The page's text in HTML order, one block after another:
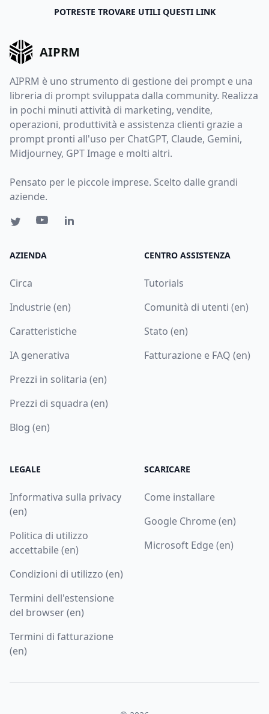
POTRESTE TROVARE UTILI QUESTI LINK
AIPRM
AIPRM è uno strumento di gestione dei prompt e una
libreria di prompt sviluppata dalla community. Realizza
in pochi minuti attività di marketing, vendite,
operazioni, produttività e assistenza clienti grazie a
prompt pronti all'uso per ChatGPT, Claude, Gemini,
Midjourney, GPT Image e molti altri.
Pensato per le piccole imprese. Scelto dalle grandi
aziende.
AZIENDA
Circa
Industrie (en)
Caratteristiche
IA generativa
Prezzi in solitaria (en)
Prezzi di squadra (en)
Blog (en)
CENTRO ASSISTENZA
Tutorials
Comunità di utenti (en)
Stato (en)
Fatturazione e FAQ (en)
LEGALE
Informativa sulla privacy
(en)
Politica di utilizzo
accettabile (en)
Condizioni di utilizzo (en)
Termini dell'estensione
del browser (en)
Termini di fatturazione
(en)
SCARICARE
Come installare
Google Chrome (en)
Microsoft Edge (en)